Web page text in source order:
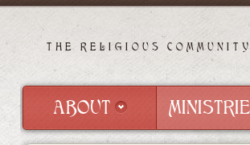
THE RELIGIOUS COMMUNITY
ABOUT
ABOUT
MINISTRIES